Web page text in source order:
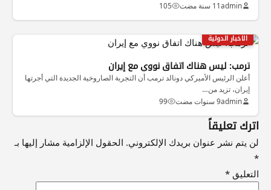
admin11 سنة مضت 105
الاخبار الدولية
ترمب: ليس هناك اتفاق نووي مع إيران
أعلن الرئيس الأميركي دونالد ترمب أن التجربة الصاروخية الجديدة التي أجرتها
إيران، تزيد من…
admin9 سنوات مضت 99
اترك تعليقاً
لن يتم نشر عنوان بريدك الإلكتروني. الحقول الإلزامية مشار إليها بـ
*
التعليق *